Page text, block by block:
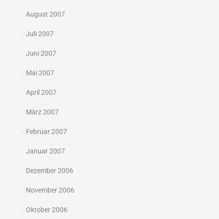
August 2007
Juli 2007
Juni 2007
Mai 2007
April 2007
März 2007
Februar 2007
Januar 2007
Dezember 2006
November 2006
Oktober 2006